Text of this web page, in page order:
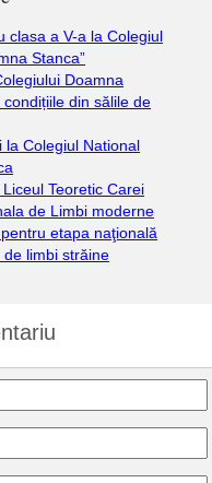
clasa a V-a la Colegiul
Stanca”
Doamna
din sălile de
la Colegiul National
Teoretic Carei
de Limbi moderne
etapa naţională
de limbi străine